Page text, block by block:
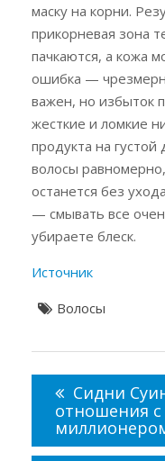
маску на корни.
прикорневая зона
пачкаются, а кожа
ошибка —
важен, но избыток
жесткие и ломкие
продукта на
волосы
останется без
— смывать все
убираете блеск.
Источник
Волосы
записям
Сидни
отношения